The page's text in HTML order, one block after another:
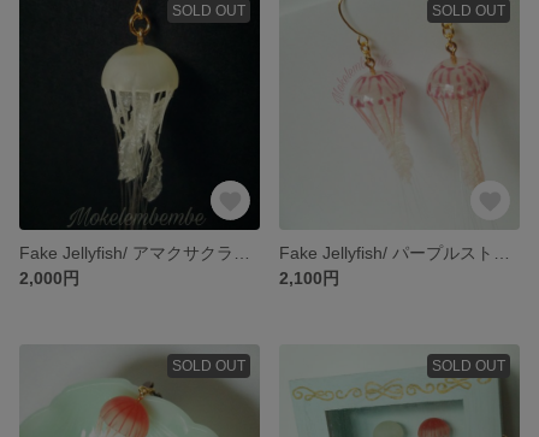
SOLD OUT
2,000円
SOLD OUT
2,100円
SOLD OUT SOLD OUT